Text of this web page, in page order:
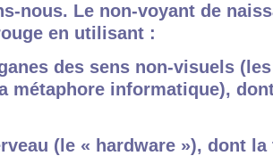
nous. Le non-voyant de
en utilisant :
des sens non-visuels
métaphore informatique),
(le « hardware »), dont